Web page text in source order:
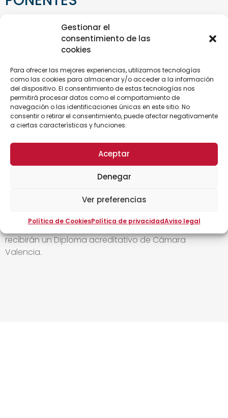
Gestionar el
consentimiento de las
cookies
Para ofrecer las mejores experiencias, utilizamos tecnologías
como las cookies para almacenar y/o acceder a la información
del dispositivo. El consentimiento de estas tecnologías nos
permitirá procesar datos como el comportamiento de
navegación o las identificaciones únicas en este sitio. No
consentir o retirar el consentimiento, puede afectar negativamente
a ciertas características y funciones.
Aceptar
Denegar
Ver preferencias
Política de CookiesPolítica de privacidadAviso legal
Jorge Alonso
Licenciado en Ciencias Económicas y Empresariales.
Socio Director y CEO de EVALUE INNOVACION, S.L., Socio
Director de JANUS MANAGEMENT, S.L., Socio Director de
VERUM MANAGEMENT, S.L. y Socio Director de BEST VA-
LUE PARTNERS, S.L.
METODOLOGÍA
La metodología de este programa formativo es
eminentemente práctica, combinando la teoría con
ejercicios y casos prácticos reales.
Los participantes cuya asistencia supere el 75%
recibirán un Diploma acreditativo de Cámara
Valencia.